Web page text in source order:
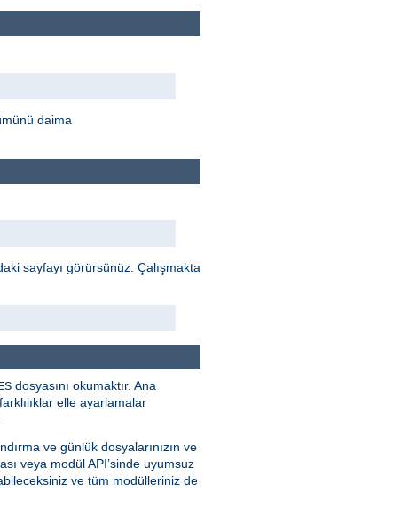
daima
sayfayı görürsünüz. Çalışmakta
dosyasını okumaktır. Ana
elle ayarlamalar
ve günlük dosyalarınızın ve
veya modül API’sinde uyumsuz
ve tüm modülleriniz de